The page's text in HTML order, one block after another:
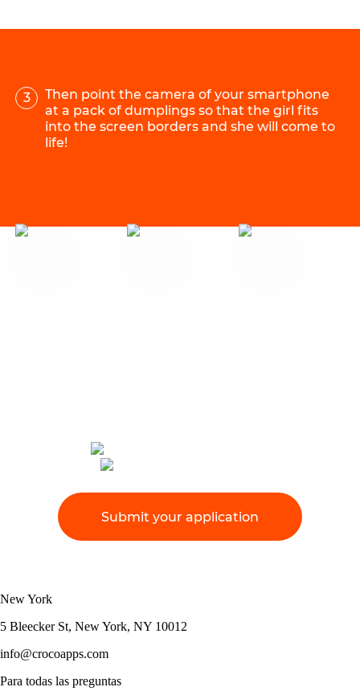
3
Then point the camera of your smartphone
at a pack of dumplings so that the girl fits
into the screen borders and she will come to
life!
Submit your application
New York
5 Bleecker St, New York, NY 10012
info@crocoapps.com
Para todas las preguntas